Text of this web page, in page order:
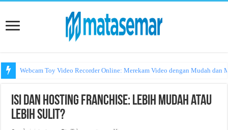
Webcam Toy Video Recorder Online: Merekam Video dengan Mudah dan
Isi dan Hosting Franchise: Lebih Mudah atau
Lebih Sulit?